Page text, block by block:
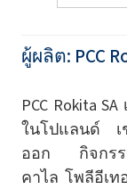
ผู้ผลิต: PCC
PCC Rokita
ในโปแลนด์ เ
ออก กิจกรรม
คาไล โพลีอีเ